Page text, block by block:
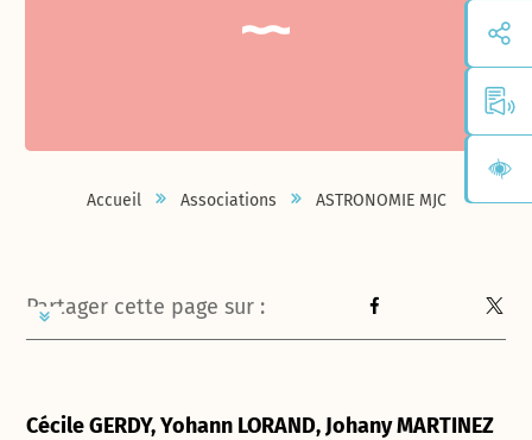
Accueil Associations ASTRONOMIE MJC
Partager cette page sur :
Cécile GERDY, Yohann LORAND, Johany MARTINEZ